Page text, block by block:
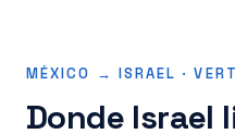
MÉXICO → ISRAEL ·
Donde Israel